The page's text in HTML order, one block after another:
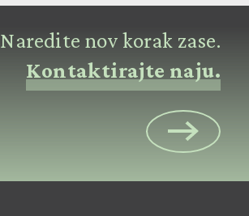
Naredite nov korak zase.
Kontaktirajte naju.